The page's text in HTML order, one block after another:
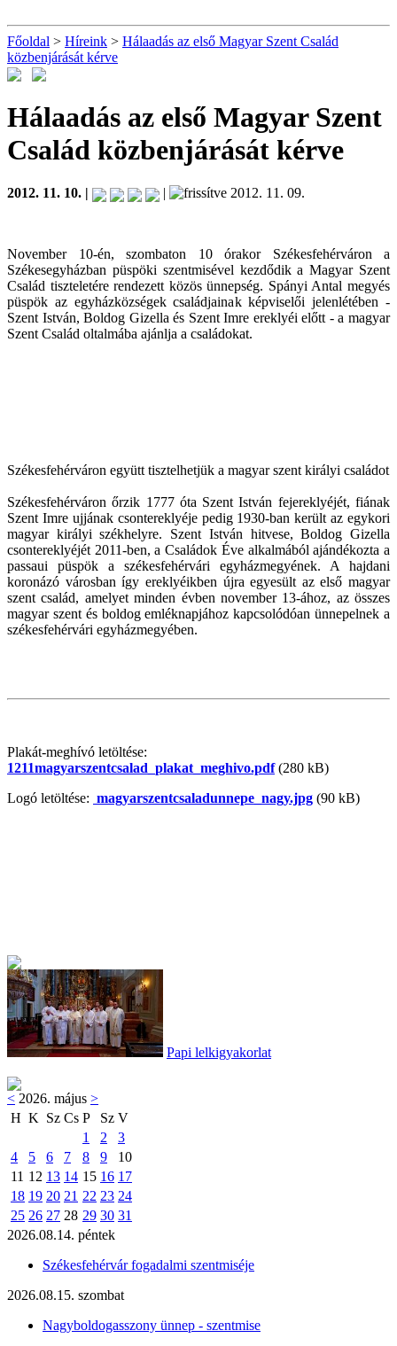
Főoldal > Híreink > Hálaadás az első Magyar Szent Család
közbenjárását kérve
Hálaadás az első Magyar Szent
Család közbenjárását kérve
2012. 11. 10. | | 2012. 11. 09.
November 10-én, szombaton 10 órakor Székesfehérváron a
Székesegyházban püspöki szentmisével kezdődik a Magyar Szent
Család tiszteletére rendezett közös ünnepség. Spányi Antal megyés
püspök az egyházközségek családjainak képviselői jelenlétében -
Szent István, Boldog Gizella és Szent Imre ereklyéi előtt - a magyar
Szent Család oltalmába ajánlja a családokat.
Székesfehérváron együtt tisztelhetjük a magyar szent királyi családot
Székesfehérváron őrzik 1777 óta Szent István fejereklyéjét, fiának
Szent Imre ujjának csontereklyéje pedig 1930-ban került az egykori
magyar királyi székhelyre. Szent István hitvese, Boldog Gizella
csontereklyéjét 2011-ben, a Családok Éve alkalmából ajándékozta a
passaui püspök a székesfehérvári egyházmegyének. A hajdani
koronázó városban így ereklyéikben újra egyesült az első magyar
szent család, amelyet minden évben november 13-ához, az összes
magyar szent és boldog emléknapjához kapcsolódóan ünnepelnek a
székesfehérvári egyházmegyében.
Plakát-meghívó letöltése:
1211magyarszentcsalad_plakat_meghivo.pdf(280 kB)
Logó letöltése: magyarszentcsaladunnepe_nagy.jpg (90 kB)
Papi lelkigyakorlat
< 2026. május >
H K Sz Cs P Sz V
1
2
3
4
5 6 7 8 9
10
11 12 13 14 15 16 17
18 19 20 21 22 23 24
25 26 27 28 29 30 31
2026.08.14. péntek
Székesfehérvár fogadalmi szentmiséje
2026.08.15. szombat
Nagyboldogasszony ünnep - szentmise